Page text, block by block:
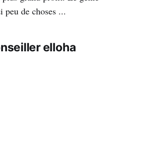
de choses ...
elloha